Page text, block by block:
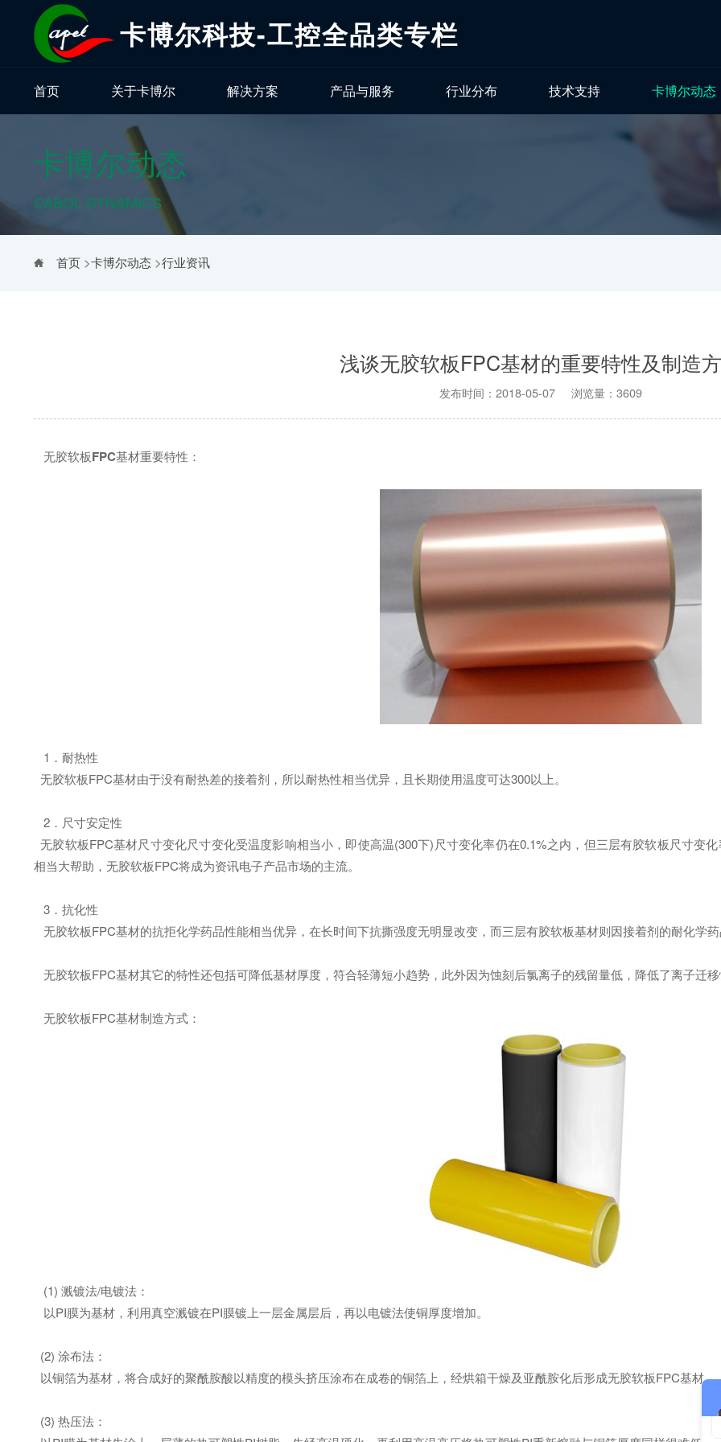
卡博尔科技-工控全品类专栏
首页 关于卡博尔 解决方案 产品与服务 行业分布 技术支持 卡博尔动态
卡博尔动态
CABOL DYNAMICS
首页>卡博尔动态>行业资讯
浅谈无胶软板FPC基材的重要特性及制造
发布时间：2018-05-07 浏览量：3609
无胶软板FPC基材重要特性：
1．耐热性
无胶软板FPC基材由于没有耐热差的接着剂，所以耐热性相当优异，且长期使用温度可达300以上。
2．尺寸安定性
无胶软板FPC基材尺寸变化尺寸变化受温度影响相当小，即使高温(300下)尺寸变化率仍在0.1%之内，但三层有胶软板尺寸变
相当大帮助，无胶软板FPC将成为资讯电子产品市场的主流。
3．抗化性
无胶软板FPC基材的抗拒化学药品性能相当优异，在长时间下抗撕强度无明显改变，而三层有胶软板基材则因接着剂的耐化学
无胶软板FPC基材其它的特性还包括可降低基材厚度，符合轻薄短小趋势，此外因为蚀刻后氯离子的残留量低，降低了离子迁
无胶软板FPC基材制造方式：
(1) 溅镀法/电镀法：
以PI膜为基材，利用真空溅镀在PI膜镀上一层金属层后，再以电镀法使铜厚度增加。
(2) 涂布法：
以铜箔为基材，将合成好的聚酰胺酸以精度的模头挤压涂布在成卷的铜箔上，经烘箱干燥及亚酰胺化后形成无胶软板FPC基材。
(3) 热压法：